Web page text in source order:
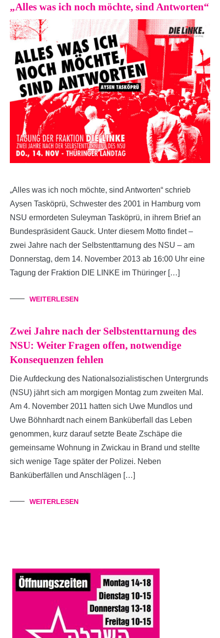
„Alles was ich noch möchte, sind Antworten“
„Alles was ich noch möchte, sind Antworten“ schrieb
Aysen Tasköprü, Schwester des 2001 in Hamburg vom
NSU ermordeten Suleyman Tasköprü, in ihrem Brief an
Bundespräsident Gauck. Unter diesem Motto findet –
zwei Jahre nach der Selbstenttarnung des NSU – am
Donnerstag, dem 14. November 2013 ab 16:00 Uhr eine
Tagung der Fraktion DIE LINKE im Thüringer […]
WEITERLESEN
Zwei Jahre nach der Selbstenttarnung des
NSU: Weiter Fragen offen, notwendige
Konsequenzen fehlen
Die Aufdeckung des Nationalsozialistischen Untergrunds
(NSU) jährt sich am morgigen Montag zum zweiten Mal.
Am 4. November 2011 hatten sich Uwe Mundlos und
Uwe Böhnhardt nach einem Banküberfall das Leben
genommen, kurz darauf setzte Beate Zschäpe die
gemeinsame Wohnung in Zwickau in Brand und stellte
sich wenige Tage später der Polizei. Neben
Banküberfällen und Anschlägen […]
WEITERLESEN